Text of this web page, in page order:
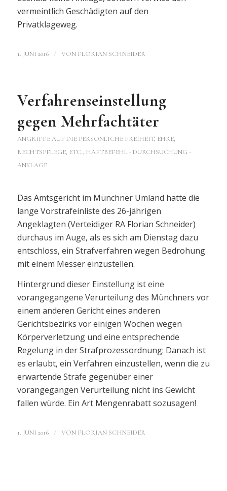
vermeintlich Geschädigten auf den
Privatklageweg.
1. JUNI 2016 / VON FLORIAN SCHNEIDER
Verfahrenseinstellung
gegen Mehrfachtäter
ANGRIFFE AUF DIE PERSÖNLICHE FREIHEIT, EHRE,
RECHTSPFLEGE, ETC., HAFTBEFEHL - DURCHSUCHUNG -
ANKLAGE
Das Amtsgericht im Münchner Umland hatte die
lange Vorstrafeinliste des 26-jährigen
Angeklagten (Verteidiger RA Florian Schneider)
durchaus im Auge, als es sich am Dienstag dazu
entschloss, ein Strafverfahren wegen Bedrohung
mit einem Messer einzustellen.
Hintergrund dieser Einstellung ist eine
vorangegangene Verurteilung des Münchners vor
einem anderen Gericht eines anderen
Gerichtsbezirks vor einigen Wochen wegen
Körperverletzung und eine entsprechende
Regelung in der Strafprozessordnung: Danach ist
es erlaubt, ein Verfahren einzustellen, wenn die zu
erwartende Strafe gegenüber einer
vorangegangen Verurteilung nicht ins Gewicht
fallen würde. Ein Art Mengenrabatt sozusagen!
1. JUNI 2016 / VON FLORIAN SCHNEIDER